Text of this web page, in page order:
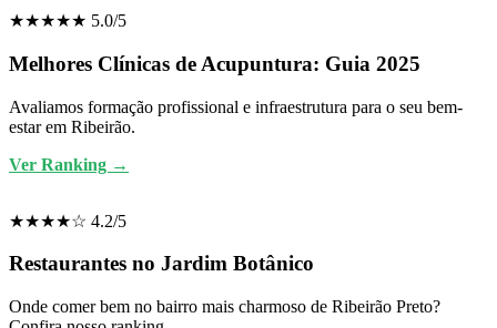
★★★★★ 5.0/5
Melhores Clínicas de Acupuntura: Guia 2025
Avaliamos formação profissional e infraestrutura para o seu bem-
estar em Ribeirão.
Ver Ranking →
★★★★☆ 4.2/5
Restaurantes no Jardim Botânico
Onde comer bem no bairro mais charmoso de Ribeirão Preto?